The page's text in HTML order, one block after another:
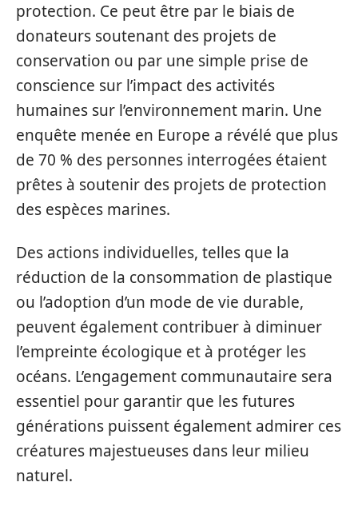
protection. Ce peut être par le biais de
donateurs soutenant des projets de
conservation ou par une simple prise de
conscience sur l’impact des activités
humaines sur l’environnement marin. Une
enquête menée en Europe a révélé que plus
de 70 % des personnes interrogées étaient
prêtes à soutenir des projets de protection
des espèces marines.
Des actions individuelles, telles que la
réduction de la consommation de plastique
ou l’adoption d’un mode de vie durable,
peuvent également contribuer à diminuer
l’empreinte écologique et à protéger les
océans. L’engagement communautaire sera
essentiel pour garantir que les futures
générations puissent également admirer ces
créatures majestueuses dans leur milieu
naturel.